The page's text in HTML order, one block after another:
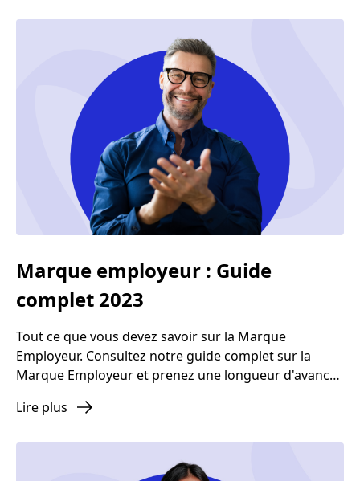
Marque employeur : Guide
complet 2023
Tout ce que vous devez savoir sur la Marque
Employeur. Consultez notre guide complet sur la
Marque Employeur et prenez une longueur d'avance
Lire plus